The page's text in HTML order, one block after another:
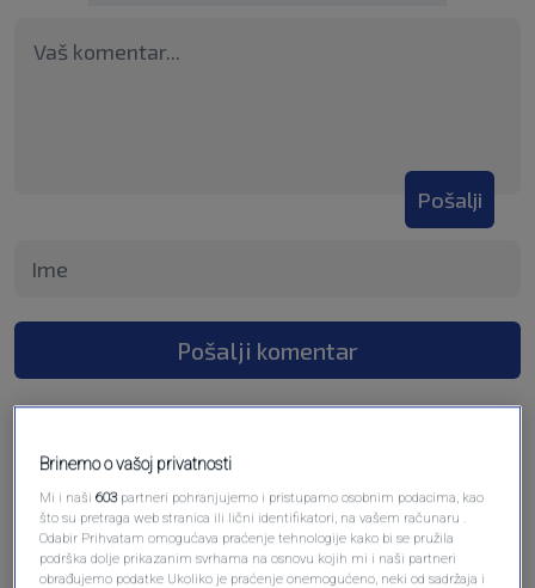
Pošalji
Pošalji komentar
Brinemo o vašoj privatnosti
Mi i naši603 partneri pohranjujemo i pristupamo osobnim podacima, kao
što su pretraga web stranica ili lični identifikatori, na vašem računaru .
Odabir Prihvatam omogućava praćenje tehnologije kako bi se pružila
podrška dolje prikazanim svrhama na osnovu kojih mi i naši partneri
obrađujemo podatke Ukoliko je praćenje onemogućeno, neki od sadržaja i